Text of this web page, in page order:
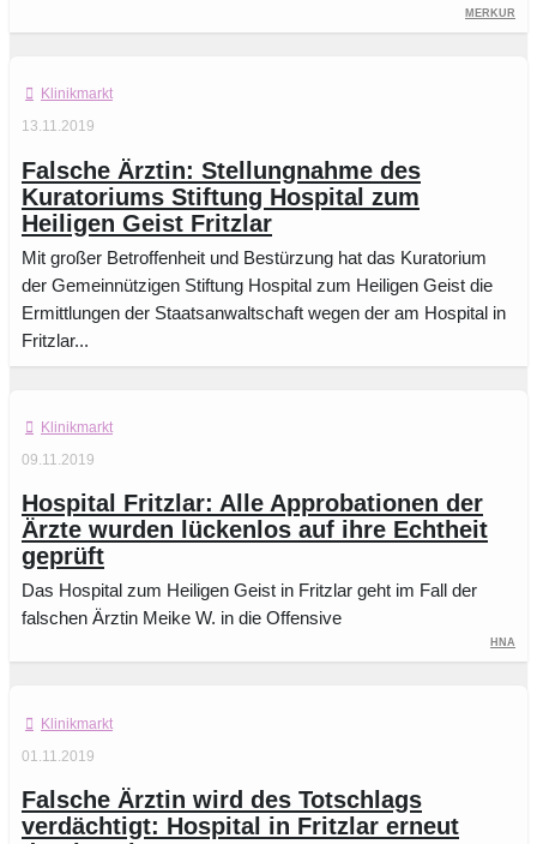
Merkur
Klinikmarkt
13.11.2019
Falsche Ärztin: Stellungnahme des
Kuratoriums Stiftung Hospital zum
Heiligen Geist Fritzlar
Mit großer Betroffenheit und Bestürzung hat das Kuratorium
der Gemeinnützigen Stiftung Hospital zum Heiligen Geist die
Ermittlungen der Staatsanwaltschaft wegen der am Hospital in
Fritzlar...
Klinikmarkt
09.11.2019
Hospital Fritzlar: Alle Approbationen der
Ärzte wurden lückenlos auf ihre Echtheit
geprüft
Das Hospital zum Heiligen Geist in Fritzlar geht im Fall der
falschen Ärztin Meike W. in die Offensive
HNA
Klinikmarkt
01.11.2019
Falsche Ärztin wird des Totschlags
verdächtigt: Hospital in Fritzlar erneut